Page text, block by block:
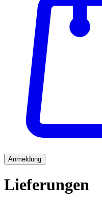
Anmeldung
Lieferungen